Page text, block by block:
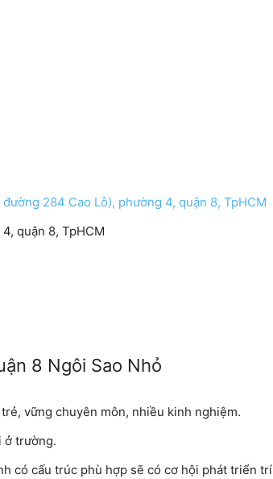
284 Cao Lỗ), phường 4, quận 8, TpHCM
quận 8, TpHCM
8 Ngôi Sao Nhỏ
vững chuyên môn, nhiều kinh nghiệm.
ở trường.
có cấu trúc phù hợp sẽ có cơ hội phát triển trí